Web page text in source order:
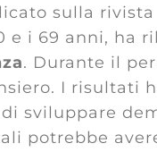
sulla
e i 69 anni, ha
. Durante il
I risultati
di sviluppare
potrebbe